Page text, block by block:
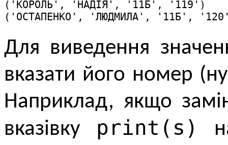
('КОРОЛЬ', 'НАДІЯ', '11Б', '119')
('ОСТАПЕНКО', 'ЛЮДМИЛА', '11Б',
Для виведення
вказати його номер
Наприклад, якщо
вказівку print(s)